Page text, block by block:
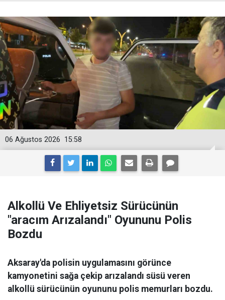
15:58
06 Ağustos 2026
Alkollü Ve Ehliyetsiz Sürücünün
"aracım Arızalandı" Oyununu Polis
Bozdu
Aksaray'da polisin uygulamasını görünce
kamyonetini sağa çekip arızalandı süsü veren
alkollü sürücünün oyununu polis memurları bozdu.